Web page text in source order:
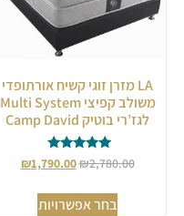
LA מזרן זוגי קשיח אורתופדי
משולב קפיצי Multi System
לגז’רי בוטיק Camp David
דורג
5.00
₪2,780.00
₪1,790.00
בחר אפשרויות